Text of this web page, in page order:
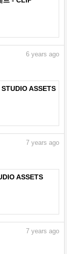
6 years ago
ASSETS
7 years ago
ASSETS
7 years ago